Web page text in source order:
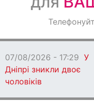
Оголошення
07/08/2026 - 17:29 У
Дніпрі зникли двоє
чоловіків